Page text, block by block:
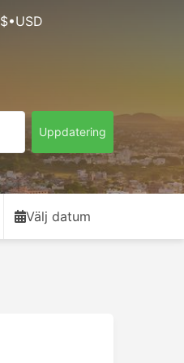
$•USD
Uppdatering
Välj datum